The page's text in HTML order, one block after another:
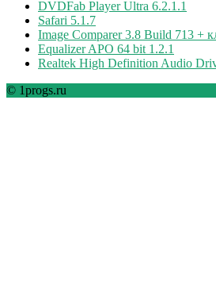
DVDFab Player Ultra 6.2.1.1
Safari 5.1.7
Image Comparer 3.8 Build 713 +
Equalizer APO 64 bit 1.2.1
Realtek High Definition Audio
© 1progs.ru